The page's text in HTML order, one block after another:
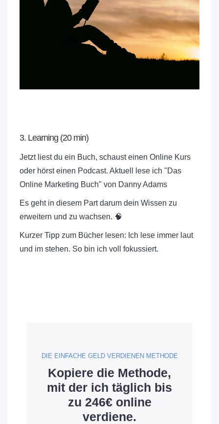
3. Learning (20 min)
Jetzt liest du ein Buch, schaust einen Online Kurs
oder hörst einen Podcast. Aktuell lese ich "Das
Online Marketing Buch" von Danny Adams
Es geht in diesem Part darum dein Wissen zu
erweitern und zu wachsen. 🧠
Kurzer Tipp zum Bücher lesen: Ich lese immer laut
und im stehen. So bin ich voll fokussiert.
DIE EINFACHE GELD VERDIENEN METHODE
Kopiere die Methode,
mit der ich täglich bis
zu 246€ online
verdiene.